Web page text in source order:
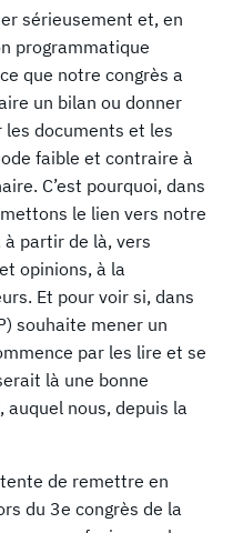
sérieusement et, en
programmatique
que notre congrès a
un bilan ou donner
les documents et les
faible et contraire à
C’est pourquoi, dans
le lien vers notre
partir de là, vers
opinions, à la
Et pour voir si, dans
souhaite mener un
par les lire et se
là une bonne
nous, depuis la
de remettre en
du 3e congrès de la